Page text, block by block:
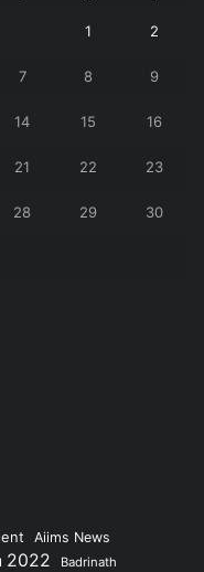
1 2
7 8 9
14 15 16
21 22 23
28 29 30
Aiims News
2022 Badrinath